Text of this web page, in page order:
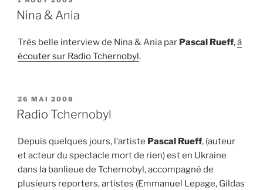
LE
Nina & Ania
Très belle interview de Nina & Ania par Pascal Rueff,à
écouter sur Radio Tchernobyl.
PUBLIÉ
LE
26 MAI 2008
Radio Tchernobyl
Depuis quelques jours, l’artiste Pascal Rueff, (auteur
et acteur du spectacle mort de rien) est en Ukraine
dans la banlieue de Tchernobyl, accompagné de
plusieurs reporters, artistes (Emmanuel Lepage, Gildas